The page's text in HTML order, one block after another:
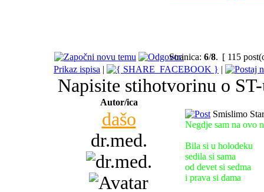
Stranica: 6/8. [ 115
Prikaz ispisa | |
Napisite stihotvorinu o
Autor/ica
dašo
dr.med.
Smislimo
Negdje sam na ovo
Bila si u holodeku
sedila si sama
od devet si sedma
i prava si dama